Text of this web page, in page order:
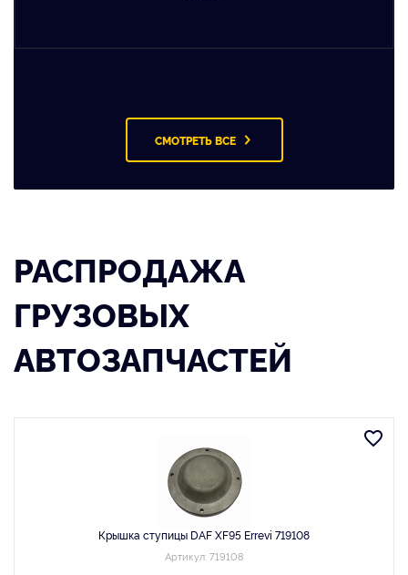
СМОТРЕТЬ ВСЕ
РАСПРОДАЖА
ГРУЗОВЫХ
АВТОЗАПЧАСТЕЙ
Крышка ступицы DAF XF95 Errevi 719108
Артикул: 719108